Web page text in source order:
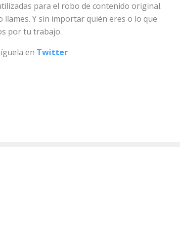
para el robo de contenido original.
Y sin importar quién eres o lo que
por tu trabajo.
en Twitter